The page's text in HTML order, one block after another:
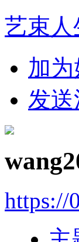
艺束人
加
发送
https://